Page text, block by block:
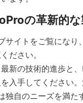
サイトをご覧にな
新の技術的進歩と
入手してください
独自のニーズを満た